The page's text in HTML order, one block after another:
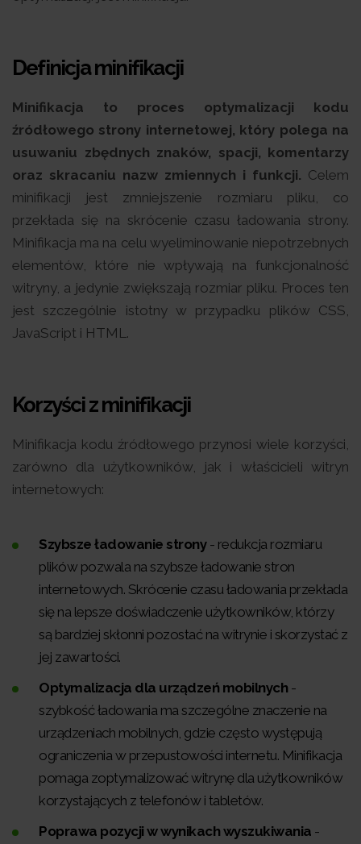
Definicja minifikacji
Minifikacja to proces optymalizacji kodu
źródłowego strony internetowej, który polega na
usuwaniu zbędnych znaków, spacji, komentarzy
oraz skracaniu nazw zmiennych i funkcji. Celem
minifikacji jest zmniejszenie rozmiaru pliku, co
przekłada się na skrócenie czasu ładowania strony.
Minifikacja ma na celu wyeliminowanie niepotrzebnych
elementów, które nie wpływają na funkcjonalność
witryny, a jedynie zwiększają rozmiar pliku. Proces ten
jest szczególnie istotny w przypadku plików CSS,
JavaScript i HTML.
Korzyści z minifikacji
Minifikacja kodu źródłowego przynosi wiele korzyści,
zarówno dla użytkowników, jak i właścicieli witryn
internetowych:
Szybsze ładowanie strony- redukcja rozmiaru
plików pozwala na szybsze ładowanie stron
internetowych. Skrócenie czasu ładowania przekłada
się na lepsze doświadczenie użytkowników, którzy
są bardziej skłonni pozostać na witrynie i skorzystać z
jej zawartości.
Optymalizacja dla urządzeń mobilnych -
szybkość ładowania ma szczególne znaczenie na
urządzeniach mobilnych, gdzie często występują
ograniczenia w przepustowości internetu. Minifikacja
pomaga zoptymalizować witrynę dla użytkowników
korzystających z telefonów i tabletów.
Poprawa pozycji w wynikach wyszukiwania -